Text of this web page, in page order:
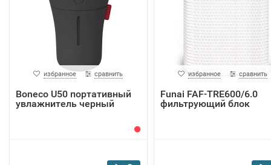
избранное сравнить
Boneco U50 портативный
увлажнитель черный
избранное сравнить
Funai FAF-TRE600/6.0
фильтрующий блок